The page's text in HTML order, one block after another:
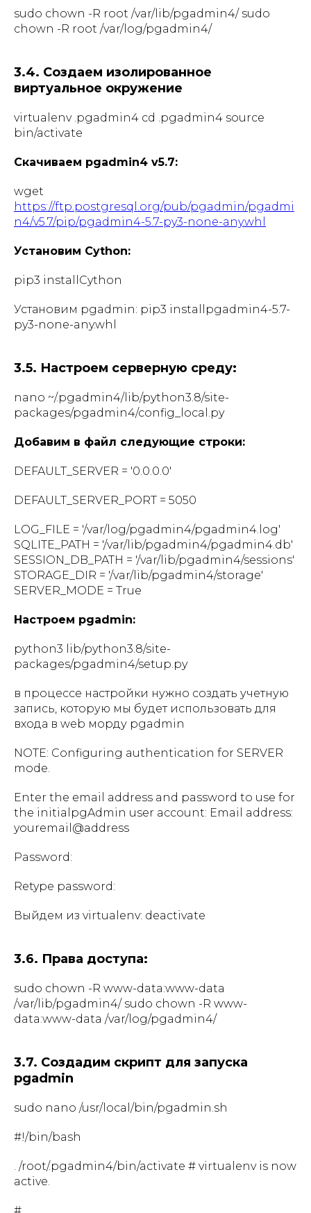
sudo chown -R root /var/lib/pgadmin4/ sudo
chown -R root /var/log/pgadmin4/
3.4. Создаем изолированное
виртуальное окружение
virtualenv .pgadmin4 cd .pgadmin4 source
bin/activate
Скачиваем pgadmin4 v5.7:
wget
https://ftp.postgresql.org/pub/pgadmin/pgadmi
n4/v5.7/pip/pgadmin4-5.7-py3-none-any.whl
Установим Cython:
pip3 installCython
Установим pgadmin: pip3 installpgadmin4-5.7-
py3-none-any.whl
3.5. Настроем серверную среду:
nano ~/.pgadmin4/lib/python3.8/site-
packages/pgadmin4/config_local.py
Добавим в файл следующие строки:
DEFAULT_SERVER = '0.0.0.0'
DEFAULT_SERVER_PORT = 5050
LOG_FILE = '/var/log/pgadmin4/pgadmin4.log'
SQLITE_PATH = '/var/lib/pgadmin4/pgadmin4.db'
SESSION_DB_PATH = '/var/lib/pgadmin4/sessions'
STORAGE_DIR = '/var/lib/pgadmin4/storage'
SERVER_MODE = True
Настроем pgadmin:
python3 lib/python3.8/site-
packages/pgadmin4/setup.py
в процессе настройки нужно создать учетную
запись, которую мы будет использовать для
входа в web морду pgadmin
NOTE: Configuring authentication for SERVER
mode.
Enter the email address and password to use for
the initialpgAdmin user account: Email address:
youremail@address
Password:
Retype password:
Выйдем из virtualenv: deactivate
3.6. Права доступа:
sudo chown -R www-data:www-data
/var/lib/pgadmin4/ sudo chown -R www-
data:www-data /var/log/pgadmin4/
3.7. Создадим скрипт для запуска
pgadmin
sudo nano /usr/local/bin/pgadmin.sh
#!/bin/bash
. /root/.pgadmin4/bin/activate # virtualenv is now
active.